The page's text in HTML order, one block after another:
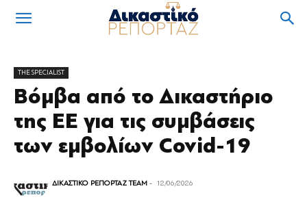
THE SPECIALIST
Βόμβα από το Δικαστήριο
της ΕΕ για τις συμβάσεις
των εμβολίων Covid-19
ΔΙΚΑΣΤΙΚΟ ΡΕΠΟΡΤΑΖ TEAM - 12/06/2026